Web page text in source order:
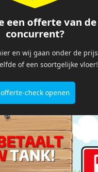
een offerte van de
concurrent?
en wij gaan onder de
of een soortgelijke vloer!
offerte-check openen